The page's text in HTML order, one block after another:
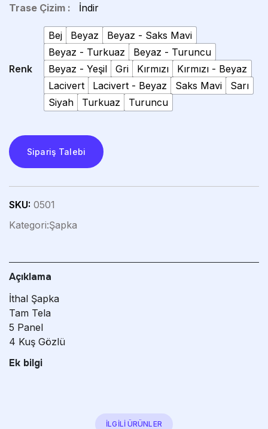
Trase Çizim :
İndir
Renk
Bej Beyaz
Beyaz - Saks Mavi
Beyaz - Turkuaz
Beyaz - Turuncu
Beyaz - Yeşil
Gri Kırmızı
Kırmızı - Beyaz
Lacivert
Lacivert - Beyaz Saks Mavi
Sarı
Siyah
Turkuaz Turuncu
Sipariş Talebi
SKU: 0501
Kategori:Şapka
Açıklama
İthal Şapka
Tam Tela
5 Panel
4 Kuş Gözlü
Ek bilgi
İLGİLİ ÜRÜNLER